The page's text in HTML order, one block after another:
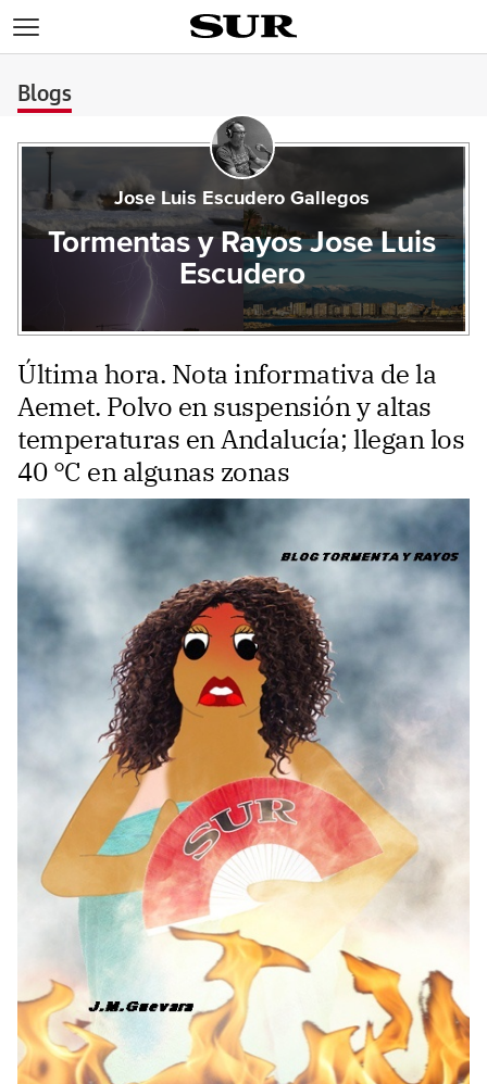
Blogs
Jose Luis Escudero Gallegos
Tormentas y Rayos Jose Luis
Escudero
Última hora. Nota informativa de la
Aemet. Polvo en suspensión y altas
temperaturas en Andalucía; llegan los
40 °C en algunas zonas